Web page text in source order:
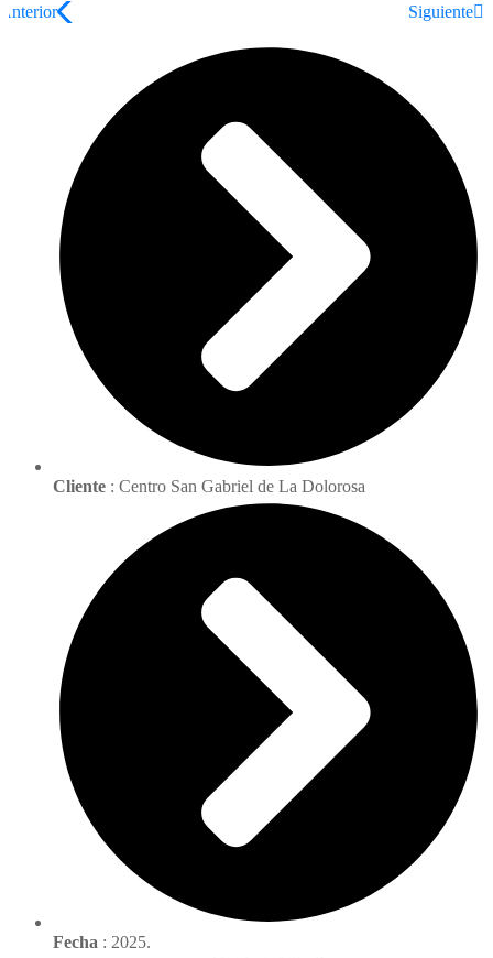
Siguiente
Cliente : Centro San Gabriel de La Dolorosa
Fecha : 2025.